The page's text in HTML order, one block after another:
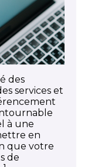
des
services et
à une
en
que votre
de